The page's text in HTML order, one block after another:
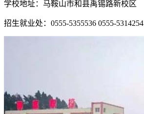
学校地址：马鞍山市和县禹锡路新校区
招生就业处：0555-5355536 0555-5314254